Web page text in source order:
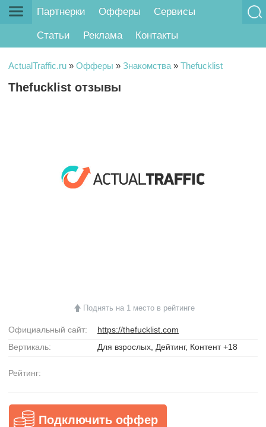
Партнерки Офферы Сервисы
Статьи Реклама Контакты
ActualTraffic.ru » Офферы » Знакомства » Thefucklist
Thefucklist отзывы
Поднять на 1 место в рейтинге
Официальный сайт:
https://thefucklist.com
Вертикаль:
Для взрослых, Дейтинг, Контент +18
Рейтинг:
Подключить оффер